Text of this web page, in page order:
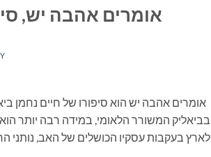
אומרים אהבה יש,
אומרים אהבה יש הוא סיפורו של חיים נחמן
בביאליק המשורר הלאומי, במידה רבה יותר
לארץ בעקבות עסקיו הכושלים של האב, נותני